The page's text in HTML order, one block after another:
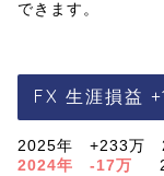
できます。
FX 生涯損益
2025年 +233万
2024年 -17万